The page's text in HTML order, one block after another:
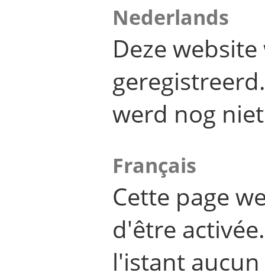
Nederlands
Deze
werd nog
Français
Cette page
d'être
l'istant